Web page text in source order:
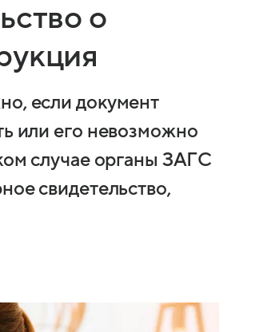
о
если документ
или его невозможно
случае органы ЗАГС
свидетельство,